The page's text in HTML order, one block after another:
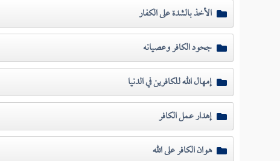
الأخذ بالشدة على الكفار
جحود الكافر وعصيانه
إمهال الله للكافرين في الدنيا
إهدار عمل الكافر
هوان الكافر على الله